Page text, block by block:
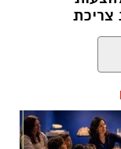
צריכת